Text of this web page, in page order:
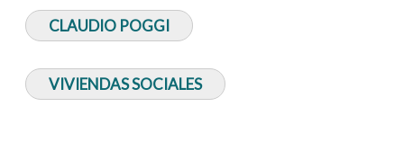
CLAUDIO POGGI
VIVIENDAS SOCIALES